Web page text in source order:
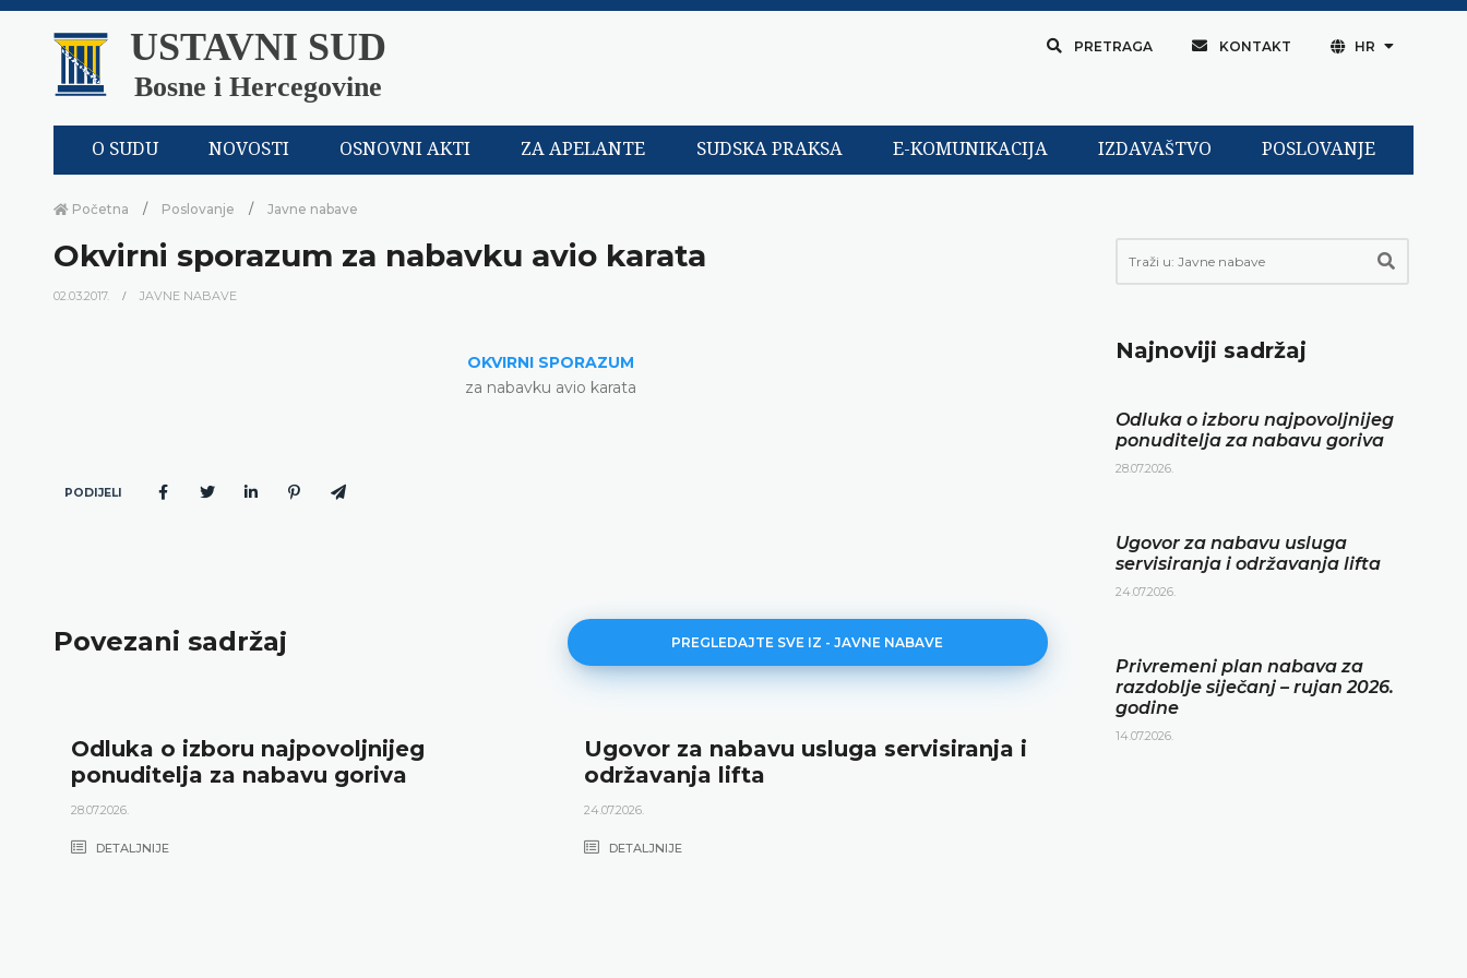
USTAVNI SUD
Bosne i Hercegovine
PRETRAGA KONTAKT HR
O SUDU NOVOSTI OSNOVNI AKTI ZA APELANTE SUDSKA PRAKSA E-KOMUNIKACIJA IZDAVAŠTVO POSLOVANJE
Početna Poslovanje Javne nabave
Okvirni sporazum za nabavku avio karata
02.03.2017. JAVNE NABAVE
OKVIRNI SPORAZUM
za nabavku avio karata
PODIJELI
Povezani sadržaj PREGLEDAJTE SVE IZ - JAVNE NABAVE
Odluka o izboru najpovoljnijeg
ponuditelja za nabavu goriva
28.07.2026.
DETALJNIJE
Ugovor za nabavu usluga servisiranja i
održavanja lifta
24.07.2026.
DETALJNIJE
Privremeni plan nabava za
Najnoviji sadržaj
Odluka o izboru najpovoljnijeg
ponuditelja za nabavu goriva
28.07.2026.
Ugovor za nabavu usluga
servisiranja i održavanja lifta
24.07.2026.
Privremeni plan nabava za
razdoblje siječanj – rujan 2026.
godine
14.07.2026.